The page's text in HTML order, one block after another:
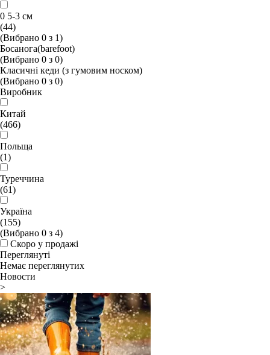
0 5-3 см
(44)
(Вибрано 0 з 1)
Босанога(barefoot)
(Вибрано 0 з 0)
Класичні кеди (з гумовим носком)
(Вибрано 0 з 0)
Виробник
Китай
(466)
Польща
(1)
Туреччина
(61)
Україна
(155)
(Вибрано 0 з 4)
Скоро у продажі
Переглянуті
Немає переглянутих
Новости
>